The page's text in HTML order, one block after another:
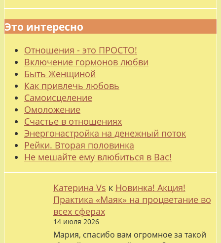
Это интересно
Отношения - это ПРОСТО!
Включение гормонов любви
Быть Женщиной
Как привлечь любовь
Самоисцеление
Омоложение
Счастье в отношениях
Энергонастройка на денежный поток
Рейки. Вторая половинка
Не мешайте ему влюбиться в Вас!
Катерина Vs к Новинка! Акция!
Практика «Маяк» на процветание во
всех сферах
14 июля 2026
Мария, спасибо вам огромное за такой